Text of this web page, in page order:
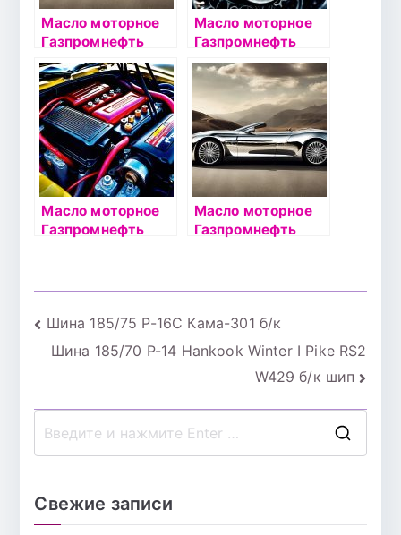
Масло моторное
Газпромнефть
Ecogas 10W40 4л
Масло моторное
Газпромнефть
Super 10W40 1л
Масло моторное
Газпромнефть
Масло моторное
Газпромнефть
Навигация
по
записям
Шина 185/75 Р-16С Кама-301 б/к
Шина 185/70 Р-14 Hankook Winter I Pike RS2
W429 б/к шип
Свежие записи